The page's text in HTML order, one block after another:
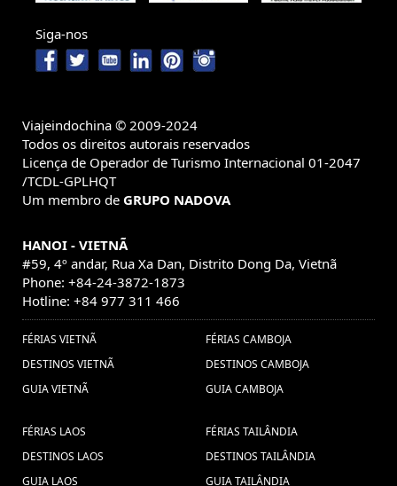
Siga-nos
Viajeindochina © 2009-2024
Todos os direitos autorais reservados
Licença de Operador de Turismo Internacional 01-2047
/TCDL-GPLHQT
Um membro de GRUPO NADOVA
HANOI - VIETNÃ
#59, 4º andar, Rua Xa Dan, Distrito Dong Da, Vietnã
Phone: +84-24-3872-1873
Hotline: +84 977 311 466
FÉRIAS VIETNÃ
DESTINOS VIETNÃ
GUIA VIETNÃ
FÉRIAS CAMBOJA
DESTINOS CAMBOJA
GUIA CAMBOJA
FÉRIAS LAOS
DESTINOS LAOS
GUIA LAOS
FÉRIAS TAILÂNDIA
DESTINOS TAILÂNDIA
GUIA TAILÂNDIA